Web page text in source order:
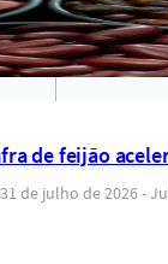
de feijão
de julho de 2026 -